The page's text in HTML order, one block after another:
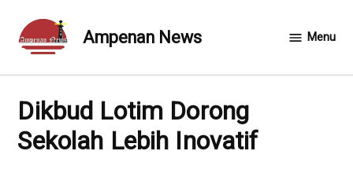
content
Ampenan News Menu
Dikbud Lotim Dorong
Sekolah Lebih Inovatif